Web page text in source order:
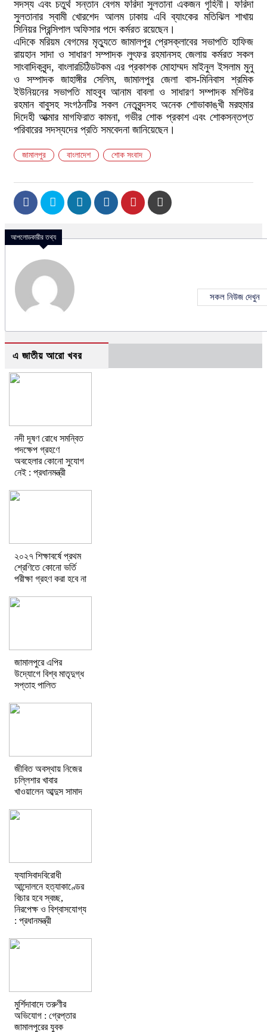
সদস্য এবং চতুর্থ সন্তান বেগম ফরিদা সুলতানা একজন গৃহিনী। ফরিদা
সুলতানার স্বামী খোরশেদ আলম ঢাকায় এবি ব্যাংকের মতিঝিল শাখায়
সিনিয়র প্রিন্সিপাল অফিসার পদে কর্মরত রয়েছেন।
এদিকে মরিয়ম বেগমের মৃত্যুতে জামালপুর প্রেসক্লাবের সভাপতি হাফিজ
রায়হান সাদা ও সাধারণ সম্পাদক লুৎফর রহমানসহ জেলায় কর্মরত সকল
সাংবাদিকবৃন্দ, বাংলারচিঠিডটকম এর প্রকাশক মোহাম্মদ মাইনুল ইসলাম মুনু
ও সম্পাদক জাহাঙ্গীর সেলিম, জামালপুর জেলা বাস-মিনিবাস শ্রমিক
ইউনিয়নের সভাপতি মাহবুব আনাম বাবলা ও সাধারণ সম্পাদক মশিউর
রহমান বাবুসহ সংগঠনটির সকল নেতৃবৃন্দসহ অনেক শোভাকাঙ্খী মরহুমার
দিদেহী আত্মার মাগফিরাত কামনা, গভীর শোক প্রকাশ এবং শোকসন্তপ্ত
পরিবারের সদস্যদের প্রতি সমবেদনা জানিয়েছেন।
জামালপুর বাংলাদেশ শোক সংবাদ
আপলোডকারীর তথ্য
সকল নিউজ দেখুন
এ জাতীয় আরো খবর
নদী দূষণ রোধে সমন্বিত
পদক্ষেপ গ্রহণে
অবহেলার কোনো সুযোগ
নেই : প্রধানমন্ত্রী
২০২৭ শিক্ষাবর্ষে প্রথম
শ্রেণিতে কোনো ভর্তি
পরীক্ষা গ্রহণ করা হবে না
জামালপুরে এপির
উদ্যোগে বিশ্ব মাতৃদুগ্ধ
সপ্তাহ পালিত
জীবিত অবস্থায় নিজের
চল্লিশার খাবার
খাওয়ালেন আব্দুস সামাদ
ফ্যাসিবাদবিরোধী
আন্দোলনে হত্যাকাণ্ডের
বিচার হবে স্বচ্ছ,
নিরপেক্ষ ও বিশ্বাসযোগ্য
: প্রধানমন্ত্রী
মুর্শিদাবাদে তরুণীর
অভিযোগ : গ্রেপ্তার
জামালপুরের যুবক